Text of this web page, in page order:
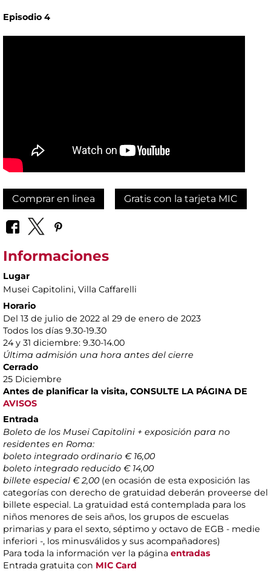
Episodio 4
Comprar en linea Gratis con la tarjeta MIC
Informaciones
Lugar
Musei Capitolini, Villa Caffarelli
Horario
Del 13 de julio de 2022 al 29 de enero de 2023
Todos los días 9.30-19.30
24 y 31 diciembre: 9.30-14.00
Última admisión una hora antes del cierre
Cerrado
25 Diciembre
Antes de planificar la visita, CONSULTE LA PÁGINA DE
AVISOS
Entrada
Boleto de los Musei Capitolini + exposición para no
residentes en Roma:
boleto integrado ordinario € 16,00
boleto integrado reducido € 14,00
billete especial € 2,00 (en ocasión de esta exposición las
categorías con derecho de gratuidad deberán proveerse del
billete especial. La gratuidad está contemplada para los
niños menores de seis años, los grupos de escuelas
primarias y para el sexto, séptimo y octavo de EGB - medie
inferiori -, los minusválidos y sus acompañadores)
Para toda la información ver la página entradas
Entrada gratuita con MIC Card